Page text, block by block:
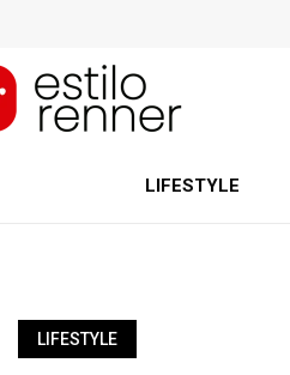
LIFESTYLE
LIFESTYLE